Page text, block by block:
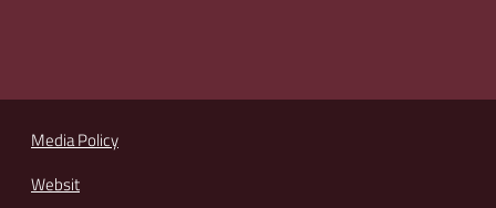
Media Policy
Websit